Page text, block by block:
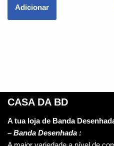
Adicionar
CASA DA BD
A tua loja de Banda
– Banda Desenhada :